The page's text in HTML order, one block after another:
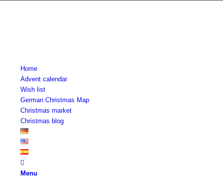
Home
Advent calendar
Wish list
German Christmas Map
Christmas market
Christmas blog
Menu